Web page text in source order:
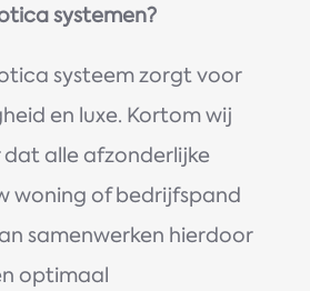
systemen?
systeem zorgt voor
en luxe. Kortom wij
alle afzonderlijke
woning of bedrijfspand
samenwerken hierdoor
optimaal